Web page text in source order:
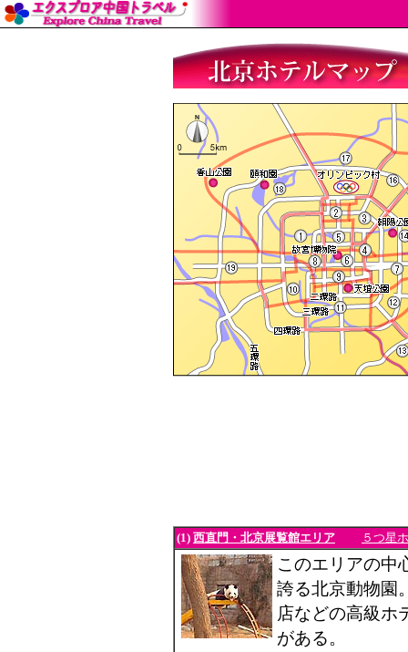
(1) 西直門・北京展覧館エリア ５つ星
このエリアの中
誇る北京動物園
店などの高級ホ
がある。